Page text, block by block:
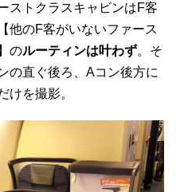
ストクラスキャビンはF客
他のF客がいないファース
のルーティンは叶わず。そ
の直ぐ後ろ、Aコン後方に
けを撮影。